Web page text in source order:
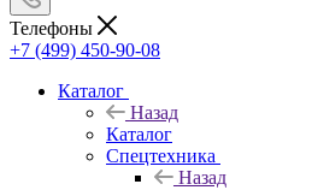
Телефоны
+7 (499) 450-90-08
Каталог
Назад
Каталог
Спецтехника
Назад